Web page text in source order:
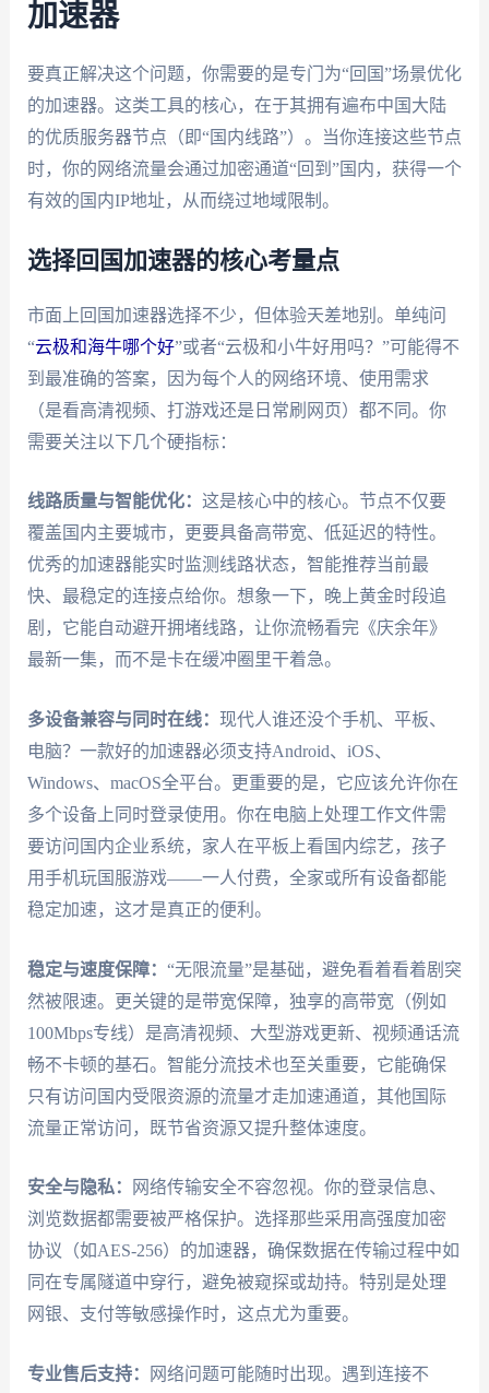
加速器
要真正解决这个问题，你需要的是专门为“回国”场景优化
的加速器。这类工具的核心，在于其拥有遍布中国大陆
的优质服务器节点（即“国内线路”）。当你连接这些节点
时，你的网络流量会通过加密通道“回到”国内，获得一个
有效的国内IP地址，从而绕过地域限制。
选择回国加速器的核心考量点
市面上回国加速器选择不少，但体验天差地别。单纯问
“云极和海牛哪个好”或者“云极和小牛好用吗？”可能得不
到最准确的答案，因为每个人的网络环境、使用需求
（是看高清视频、打游戏还是日常刷网页）都不同。你
需要关注以下几个硬指标：
线路质量与智能优化： 这是核心中的核心。节点不仅要
覆盖国内主要城市，更要具备高带宽、低延迟的特性。
优秀的加速器能实时监测线路状态，智能推荐当前最
快、最稳定的连接点给你。想象一下，晚上黄金时段追
剧，它能自动避开拥堵线路，让你流畅看完《庆余年》
最新一集，而不是卡在缓冲圈里干着急。
多设备兼容与同时在线： 现代人谁还没个手机、平板、
电脑？一款好的加速器必须支持Android、iOS、
Windows、macOS全平台。更重要的是，它应该允许你在
多个设备上同时登录使用。你在电脑上处理工作文件需
要访问国内企业系统，家人在平板上看国内综艺，孩子
用手机玩国服游戏——一人付费，全家或所有设备都能
稳定加速，这才是真正的便利。
稳定与速度保障： “无限流量”是基础，避免看着看着剧突
然被限速。更关键的是带宽保障，独享的高带宽（例如
100Mbps专线）是高清视频、大型游戏更新、视频通话流
畅不卡顿的基石。智能分流技术也至关重要，它能确保
只有访问国内受限资源的流量才走加速通道，其他国际
流量正常访问，既节省资源又提升整体速度。
安全与隐私：
网络传输安全不容忽视。你的登录信息、
浏览数据都需要被严格保护。选择那些采用高强度加密
协议（如AES-256）的加速器，确保数据在传输过程中如
同在专属隧道中穿行，避免被窥探或劫持。特别是处理
网银、支付等敏感操作时，这点尤为重要。
专业售后支持：
网络问题可能随时出现。遇到连接不